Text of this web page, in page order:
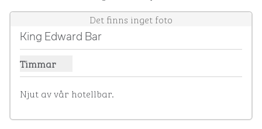
Det finns inget foto
King Edward Bar
Timmar
Visa timmar för King Edward Bar
Njut av vår hotellbar.